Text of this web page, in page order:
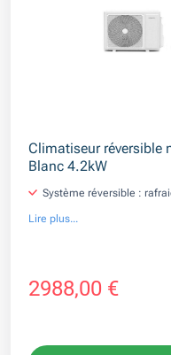
Climatiseur réversible
Blanc 4.2kW
Système réversible :
Lire plus...
2988,00 €